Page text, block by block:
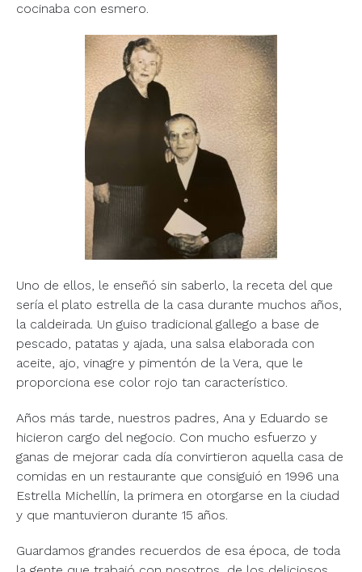
cocinaba con esmero.
Uno de ellos, le enseñó sin saberlo, la receta del que
sería el plato estrella de la casa durante muchos años,
la caldeirada. Un guiso tradicional gallego a base de
pescado, patatas y ajada, una salsa elaborada con
aceite, ajo, vinagre y pimentón de la Vera, que le
proporciona ese color rojo tan característico.
Años más tarde, nuestros padres, Ana y Eduardo se
hicieron cargo del negocio. Con mucho esfuerzo y
ganas de mejorar cada día convirtieron aquella casa de
comidas en un restaurante que consiguió en 1996 una
Estrella Michellín, la primera en otorgarse en la ciudad
y que mantuvieron durante 15 años.
Guardamos grandes recuerdos de esa época, de toda